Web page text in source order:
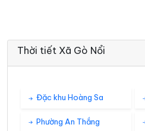
Thời tiết Xã Gò Nổi
Đặc khu Hoàng Sa
Phường An Thắng